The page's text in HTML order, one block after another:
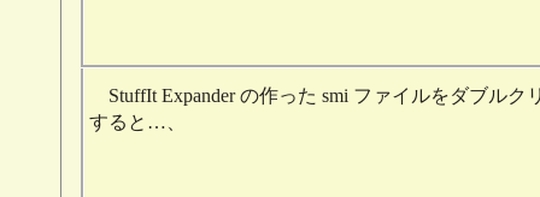
StuffIt Expander の作った smi ファイルをダブルク
すると…、